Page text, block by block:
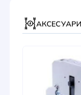
АКСЕСУАРИ